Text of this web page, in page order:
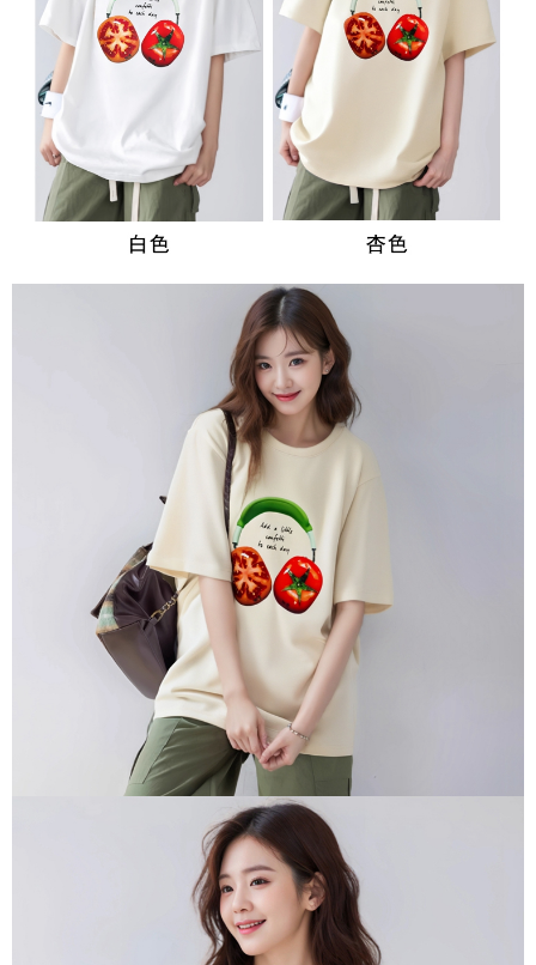
時審查核予不同之上限額度；若仍有額度不足之情形，本公司將視審查結果
請求用戶進行身份認證。
５．嚴禁一人註冊多個帳號或使用他人資訊註冊。若發現惡意使用之情形，
恩沛科技股份有限公司將有權停止該用戶之使用額度並採取法律行動。
離島-郵局寄送
每筆NT$90，滿NT$699(含以上)免運費
國家/地區配送 查看運費